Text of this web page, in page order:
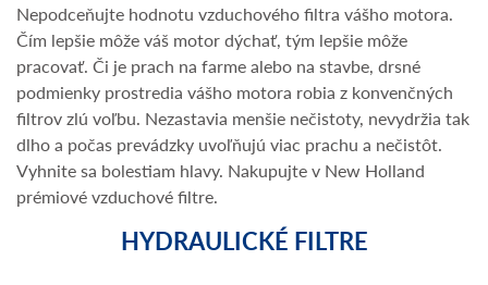
Nepodceňujte hodnotu vzduchového filtra vášho motora.
Čím lepšie môže váš motor dýchať, tým lepšie môže
pracovať. Či je prach na farme alebo na stavbe, drsné
podmienky prostredia vášho motora robia z konvenčných
filtrov zlú voľbu. Nezastavia menšie nečistoty, nevydržia tak
dlho a počas prevádzky uvoľňujú viac prachu a nečistôt.
Vyhnite sa bolestiam hlavy. Nakupujte v New Holland
prémiové vzduchové filtre.
HYDRAULICKÉ FILTRE